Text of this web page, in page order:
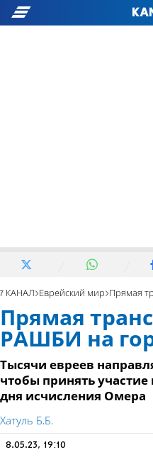
7 КАНАЛ Еврейский мир Прямая
Прямая
РАШБИ на
Тысячи евреев
чтобы принять участие
дня исчисления Омера
Хатуль Б.Б.
8.05.23, 19:10